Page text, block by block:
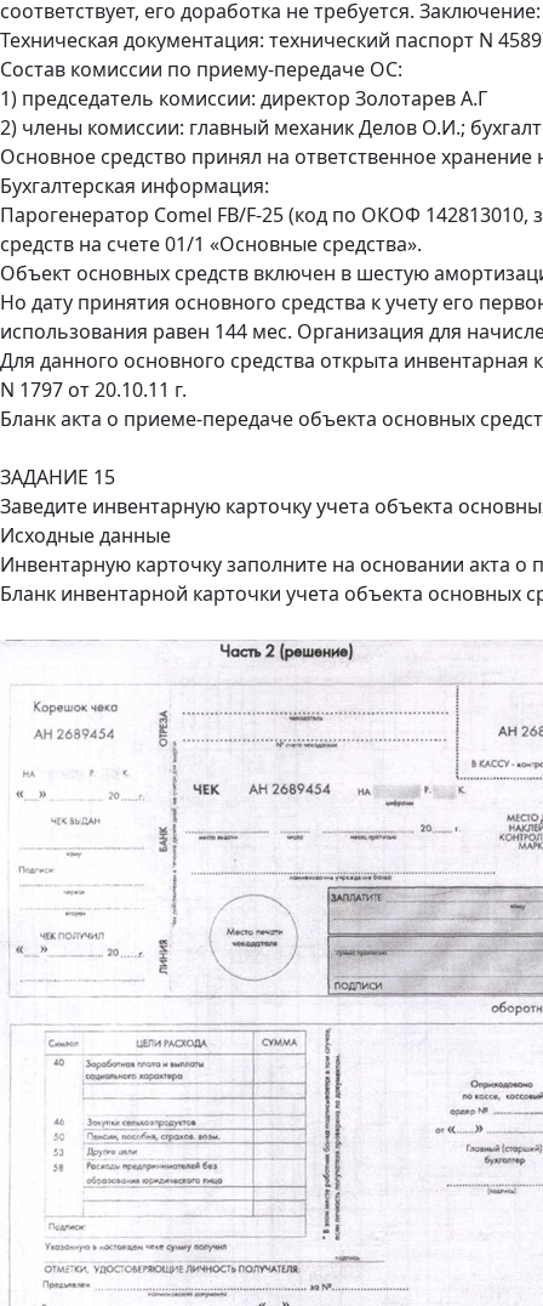
соответствует, его доработка не требуется.
Техническая документация: технический паспорт N
Состав комиссии по приему-передаче ОС:
1) председатель комиссии: директор Золотарев А.Г
2) члены комиссии: главный механик Делов О.И.;
Основное средство принял на ответственное
Бухгалтерская информация:
Парогенератор Comel FB/F-25 (код по ОКОФ 142813010,
средств на счете 01/1 «Основные средства».
Объект основных средств включен в шестую
Но дату принятия основного средства к учету его
использования равен 144 мес. Организация для
Для данного основного средства открыта инвентарная
N 1797 от 20.10.11 г.
Бланк акта о приеме-передаче объекта основных
ЗАДАНИЕ 15
Заведите инвентарную карточку учета объекта
Исходные данные
Инвентарную карточку заполните на основании акта
Бланк инвентарной карточки учета объекта основных